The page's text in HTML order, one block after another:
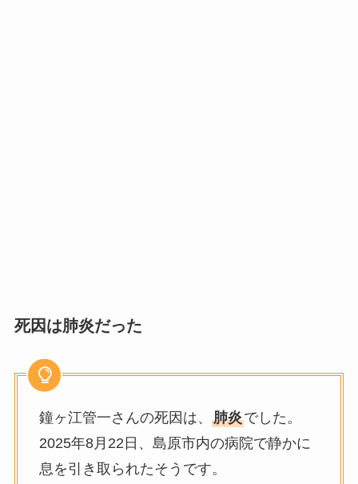
死因は肺炎だった
鐘ヶ江管一さんの死因は、 肺炎でした。
2025年8月22日、島原市内の病院で静かに
息を引き取られたそうです。